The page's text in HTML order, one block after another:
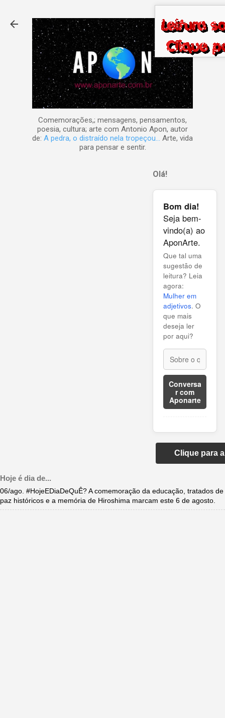
Comemorações,; mensagens, pensamentos,
poesia, cultura; arte com Antonio Apon, autor
de: A pedra, o distraído nela tropeçou... Arte, vida
para pensar e sentir.
Olá!
Bom dia!
Seja bem-
vindo(a) ao
AponArte.
Que tal uma
sugestão de
leitura? Leia
agora:
Mulher em
adjetivos. O
que mais
deseja ler
por aqui?
Conversa
r com
Aponarte
Clique para
Hoje é dia de...
06/ago. #HojeEDiaDeQuÊ? A comemoração da educação, tratados de
paz históricos e a memória de Hiroshima marcam este 6 de agosto.